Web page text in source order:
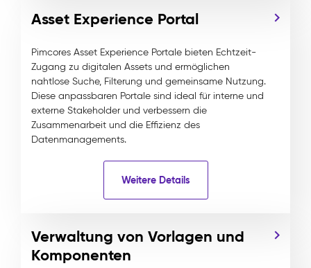
Asset Experience Portal
Pimcores Asset Experience Portale bieten Echtzeit-
Zugang zu digitalen Assets und ermöglichen
nahtlose Suche, Filterung und gemeinsame Nutzung.
Diese anpassbaren Portale sind ideal für interne und
externe Stakeholder und verbessern die
Zusammenarbeit und die Effizienz des
Datenmanagements.
Weitere Details
Verwaltung von Vorlagen und
Komponenten